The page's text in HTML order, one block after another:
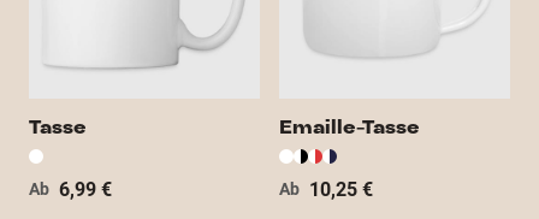
Tasse
Ab 6,99 €
Emaille-Tasse
Ab 10,25 €